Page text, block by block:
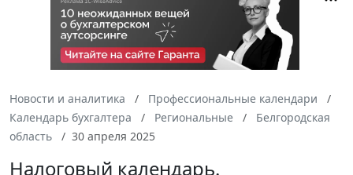
Новости и аналитика
Профессиональные календари
Календарь бухгалтера
Региональные
Белгородская
область
30 апреля 2025
Налоговый календарь.